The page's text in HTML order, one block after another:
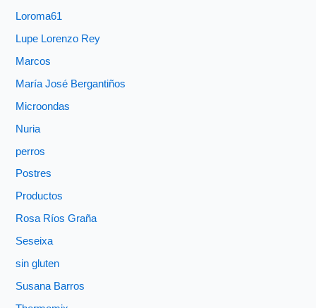
Loroma61
Lupe Lorenzo Rey
Marcos
María José Bergantiños
Microondas
Nuria
perros
Postres
Productos
Rosa Ríos Graña
Seseixa
sin gluten
Susana Barros